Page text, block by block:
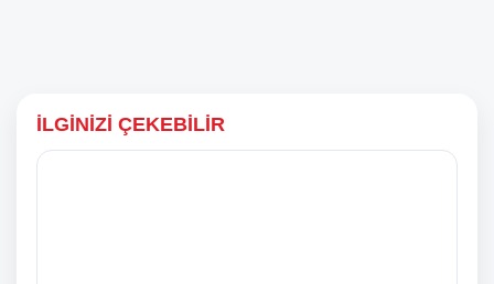
İLGINIZI ÇEKEBILIR